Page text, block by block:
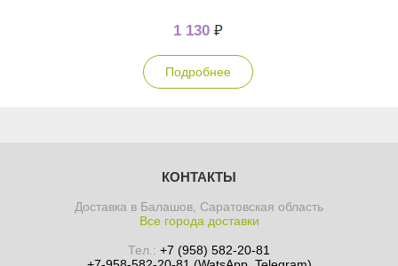
1 130 ₽
Подробнее
КОНТАКТЫ
Доставка в Балашов, Саратовская область
Все города доставки
Тел.: +7 (958) 582-20-81